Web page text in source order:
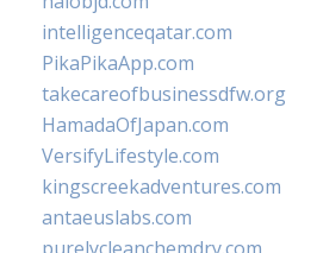
intelligenceqatar.com
PikaPikaApp.com
takecareofbusinessdfw.org
HamadaOfJapan.com
VersifyLifestyle.com
kingscreekadventures.com
antaeuslabs.com